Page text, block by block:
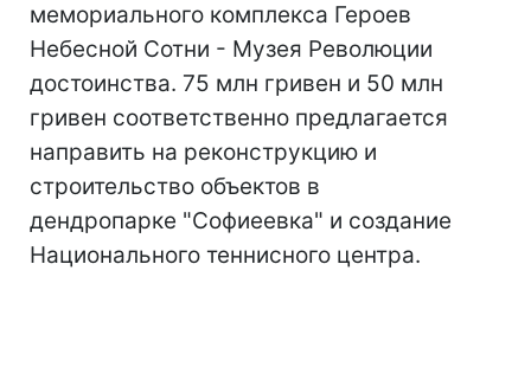
мемориального комплекса Героев
Небесной Сотни - Музея Революции
достоинства. 75 млн гривен и 50 млн
гривен соответственно предлагается
направить на реконструкцию и
строительство объектов в
дендропарке "Софиеевка" и создание
Национального теннисного центра.